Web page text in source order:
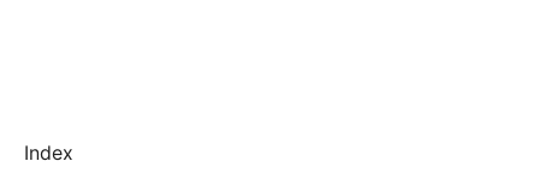
Index